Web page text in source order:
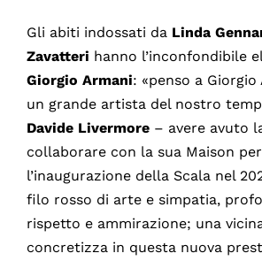
Gli abiti indossati da Linda
Zavatteri hanno l’inconfondibile
Giorgio Armani: «penso a
un grande artista del nostro
Davide Livermore– avere avuto
collaborare con la sua Maison per
l’inaugurazione della Scala nel
filo rosso di arte e simpatia,
rispetto e ammirazione; una
concretizza in questa nuova